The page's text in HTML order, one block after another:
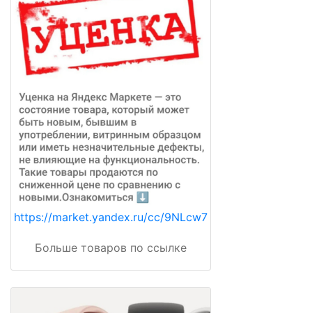
https://market.yandex.ru/cc/9NLcw7
Больше товаров по ссылке